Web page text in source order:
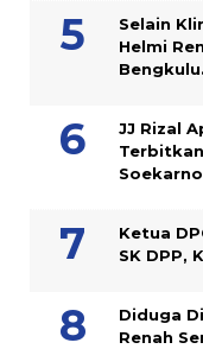
Selain
Helmi
Bengkulu.
JJ Rizal
Soekarno
Ketua
SK DPP,
Diduga
Renah